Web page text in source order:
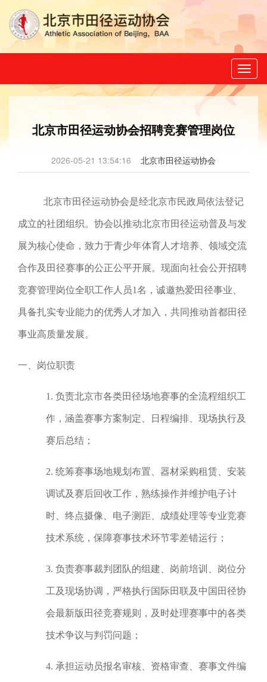
北京市田径运动协会招聘竞赛管理岗位
2026-05-21 13:54:16 北京市田径运动协会
北京市田径运动协会是经北京市民政局依法登记
成立的社团组织。协会以推动北京市田径运动普及与发
展为核心使命，致力于青少年体育人才培养、领域交流
合作及田径赛事的公正公平开展。现面向社会公开招聘
竞赛管理岗位全职工作人员1名，诚邀热爱田径事业、
具备扎实专业能力的优秀人才加入，共同推动首都田径
事业高质量发展。
一、岗位职责
1. 负责北京市各类田径场地赛事的全流程组织工
作，涵盖赛事方案制定、日程编排、现场执行及
赛后总结；
2. 统筹赛事场地规划布置、器材采购租赁、安装
调试及赛后回收工作，熟练操作并维护电子计
时、终点摄像、电子测距、成绩处理等专业竞赛
技术系统，保障赛事技术环节零差错运行；
3. 负责赛事裁判团队的组建、岗前培训、岗位分
工及现场协调，严格执行国际田联及中国田径协
会最新版田径竞赛规则，及时处理赛事中的各类
技术争议与判罚问题；
4. 承担运动员报名审核、资格审查、赛事文件编